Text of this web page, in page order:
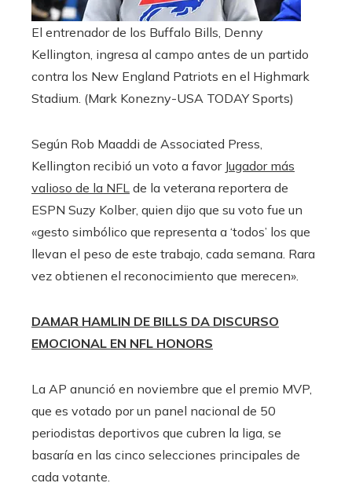
El entrenador de los Buffalo Bills, Denny
Kellington, ingresa al campo antes de un partido
contra los New England Patriots en el Highmark
Stadium. (Mark Konezny-USA TODAY Sports)
Según Rob Maaddi de Associated Press,
Kellington recibió un voto a favor Jugador más
valioso de la NFL de la veterana reportera de
ESPN Suzy Kolber, quien dijo que su voto fue un
«gesto simbólico que representa a ‘todos’ los que
llevan el peso de este trabajo, cada semana. Rara
vez obtienen el reconocimiento que merecen».
DAMAR HAMLIN DE BILLS DA DISCURSO
EMOCIONAL EN NFL HONORS
La AP anunció en noviembre que el premio MVP,
que es votado por un panel nacional de 50
periodistas deportivos que cubren la liga, se
basaría en las cinco selecciones principales de
cada votante.